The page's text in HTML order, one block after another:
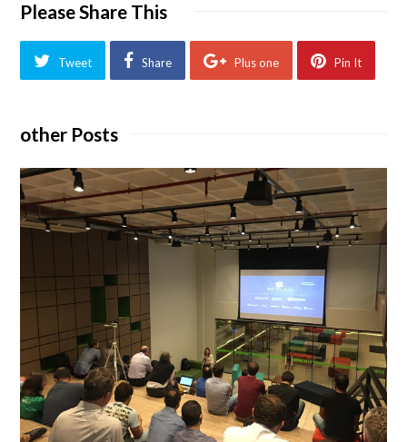
Please Share This
Tweet Share Plus one Pin It
other Posts